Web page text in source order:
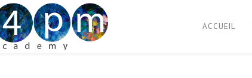
ACCUEIL